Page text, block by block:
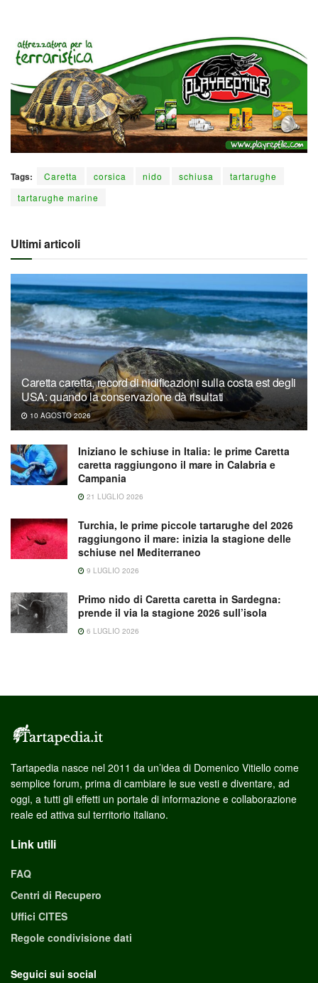
Tags: Caretta corsica nido schiusa
tartarughe
tartarughe marine
Ultimi articoli
Caretta caretta, record di nidificazioni sulla costa est degli
USA: quando la conservazione dà risultati
10 AGOSTO 2026
Iniziano le schiuse in Italia: le prime Caretta
caretta raggiungono il mare in Calabria e
Campania
21 LUGLIO 2026
Turchia, le prime piccole tartarughe del 2026
raggiungono il mare: inizia la stagione delle
schiuse nel Mediterraneo
9 LUGLIO 2026
Primo nido di Caretta caretta in Sardegna:
prende il via la stagione 2026 sull’isola
6 LUGLIO 2026
Tartapedia nasce nel 2011 da un’idea di Domenico Vitiello come
semplice forum, prima di cambiare le sue vesti e diventare, ad
oggi, a tutti gli effetti un portale di informazione e collaborazione
reale ed attiva sul territorio italiano.
Link utili
FAQ
Centri di Recupero
Uffici CITES
Regole condivisione dati
Seguici sui social